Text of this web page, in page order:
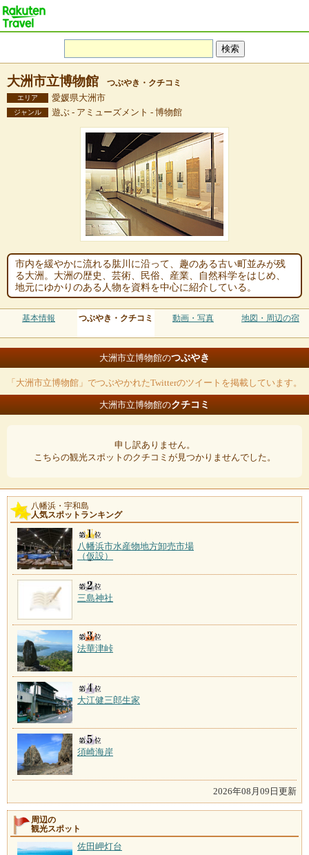
大洲市立博物館 つぶやき・クチコミ
エリア 愛媛県大洲市
ジャンル 遊ぶ - アミューズメント - 博物館
市内を緩やかに流れる肱川に沿って、趣のある古い町並みが残
る大洲。大洲の歴史、芸術、民俗、産業、自然科学をはじめ、
地元にゆかりのある人物を資料を中心に紹介している。
基本情報 つぶやき・クチコミ 動画・写真 地図・周辺の宿
大洲市立博物館のつぶやき
「大洲市立博物館」でつぶやかれたTwitterのツイートを掲載しています。
大洲市立博物館のクチコミ
申し訳ありません。
こちらの観光スポットのクチコミが見つかりませんでした。
八幡浜・宇和島
人気スポットランキング
八幡浜市水産物地方卸売市場
（仮設）
三島神社
法華津峠
大江健三郎生家
須崎海岸
2026年08月09日更新
周辺の
観光スポット
佐田岬灯台